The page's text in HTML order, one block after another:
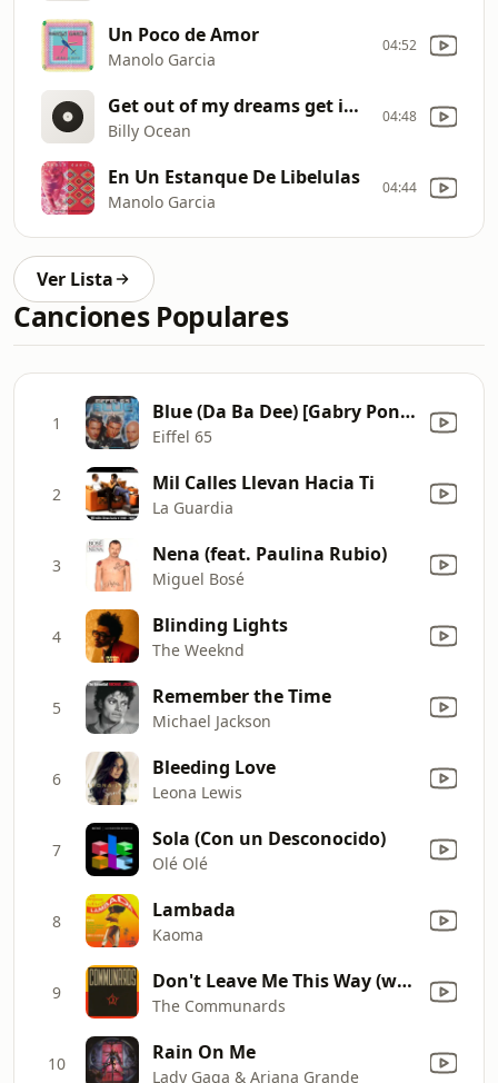
Un Poco de Amor
Manolo Garcia
04:52
Get out of my dreams get into my car
Billy Ocean
04:48
En Un Estanque De Libelulas
Manolo Garcia
04:44
Ver Lista
Canciones Populares
1 Blue (Da Ba Dee) [Gabry Ponte Ice Pop Mix]
Eiffel 65
2 Mil Calles Llevan Hacia Ti
La Guardia
3 Nena (feat. Paulina Rubio)
Miguel Bosé
4 Blinding Lights
The Weeknd
5 Remember the Time
Michael Jackson
6 Bleeding Love
Leona Lewis
7 Sola (Con un Desconocido)
Olé Olé
8 Lambada
Kaoma
9 Don't Leave Me This Way (with Sarah Jane Morris) [feat. Sarah Jane Morris]
The Communards
10 Rain On Me
Lady Gaga & Ariana Grande